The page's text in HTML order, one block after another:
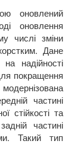
оновлений
оновлення
числі зміни
Дане
надійності
покращення
частині
стійкості та
частині
Такий тип